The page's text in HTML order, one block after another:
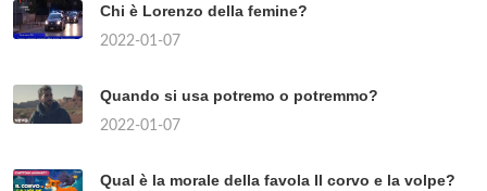
Chi è Lorenzo della femine?
2022-01-07
Quando si usa potremo o potremmo?
2022-01-07
Qual è la morale della favola Il corvo e la volpe?